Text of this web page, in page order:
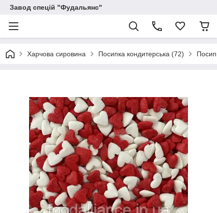
Завод спецій "Фудальянс"
Харчова сировина Посипка кондитерська (72)